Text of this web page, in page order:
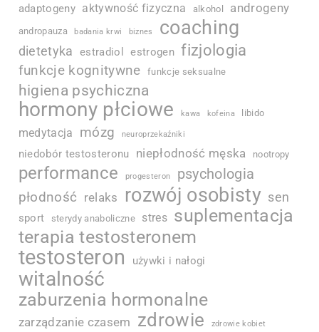
adaptogeny aktywność fizyczna alkohol androgeny
andropauza badania krwi biznes coaching
dietetyka estradiol estrogen fizjologia
funkcje kognitywne funkcje seksualne
higiena psychiczna
hormony płciowe kawa kofeina libido
medytacja mózg neuroprzekaźniki
niedobór testosteronu niepłodność męska nootropy
performance progesteron psychologia
płodność relaks rozwój osobisty sen
sport sterydy anaboliczne stres suplementacja
terapia testosteronem
testosteron używki i nałogi
witalność
zaburzenia hormonalne
zarządzanie czasem zdrowie zdrowie kobiet